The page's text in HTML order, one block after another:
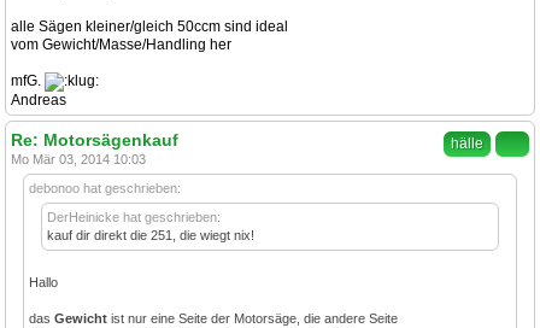
alle Sägen kleiner/gleich 50ccm sind ideal
vom Gewicht/Masse/Handling her
mfG.
Andreas
hälle
Re: Motorsägenkauf
Mo Mär 03, 2014 10:03
debonoo hat geschrieben:
DerHeinicke hat geschrieben:
kauf dir direkt die 251, die wiegt nix!
Hallo
das Gewicht ist nur eine Seite der Motorsäge, die andere Seite